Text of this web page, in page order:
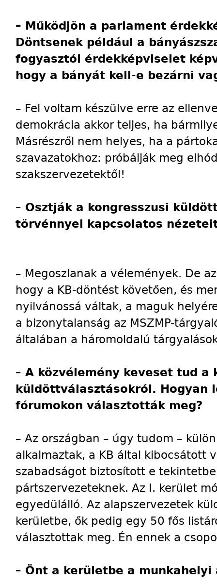
– Működjön a parlament
Döntsenek például a
fogyasztói érdekképviselet
hogy a bányát kell-e bezárni
– Fel voltam készülve erre az
demokrácia akkor teljes, ha
Másrészről nem helyes, ha a
szavazatokhoz: próbálják meg
szakszervezetektől!
– Osztják a kongresszusi
törvénnyel kapcsolatos
– Megoszlanak a vélemények. De
hogy a KB-döntést követően, és
nyilvánossá váltak, a maguk
a bizonytalanság az MSZMP-
általában a háromoldalú
– A közvélemény keveset tud a
küldöttválasztásokról. Hogyan
fórumokon választották meg?
– Az országban – úgy tudom –
alkalmaztak, a KB által kibocsátott
szabadságot biztosított e
pártszervezeteknek. Az I. kerület
egyedülálló. Az alapszervezetek
kerületbe, ők pedig egy 50 fős
választottak meg. Én ennek a
– Önt a kerületbe a